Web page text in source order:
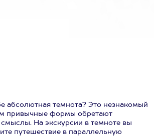
абсолютная темнота? Это незнакомый
привычные формы обретают
На экскурсии в темноте вы
путешествие в параллельную